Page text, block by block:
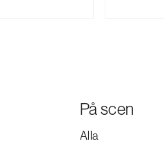
På scen
Alla